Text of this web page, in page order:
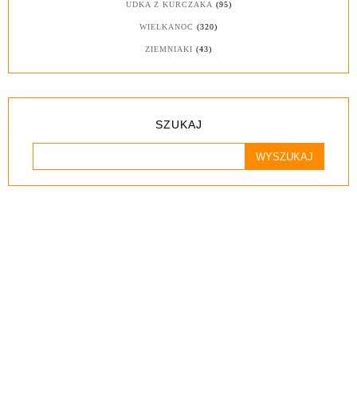
UDKA Z KURCZAKA (95)
WIELKANOC (320)
ZIEMNIAKI (43)
SZUKAJ